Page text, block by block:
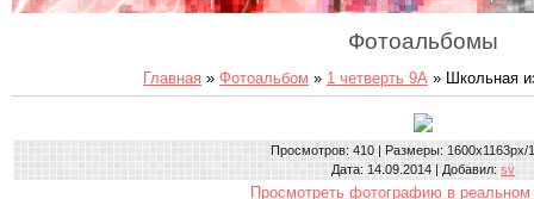
Фотоальбомы
Главная » Фотоальбом » 1 четверть 9А » Школьная
Просмотров: 410 | Размеры: 1600x1163px/
Дата: 14.09.2014 | Добавил: sv
Просмотреть фотографию в реальном